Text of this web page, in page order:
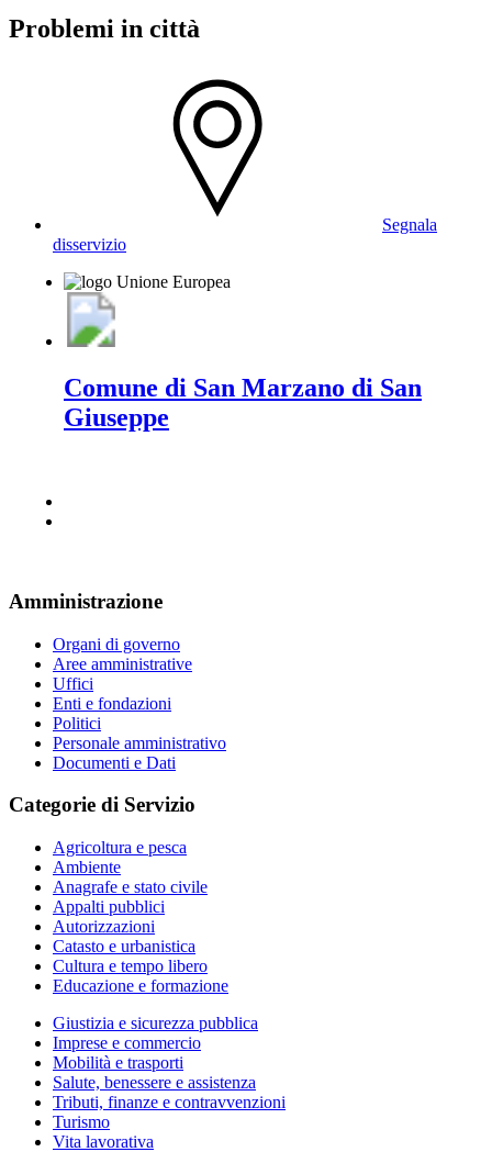
Problemi in città
Segnala
disservizio
Comune di San Marzano di San
Giuseppe
Amministrazione
Organi di governo
Aree amministrative
Uffici
Enti e fondazioni
Politici
Personale amministrativo
Documenti e Dati
Categorie di Servizio
Agricoltura e pesca
Ambiente
Anagrafe e stato civile
Appalti pubblici
Autorizzazioni
Catasto e urbanistica
Cultura e tempo libero
Educazione e formazione
Giustizia e sicurezza pubblica
Imprese e commercio
Mobilità e trasporti
Salute, benessere e assistenza
Tributi, finanze e contravvenzioni
Turismo
Vita lavorativa